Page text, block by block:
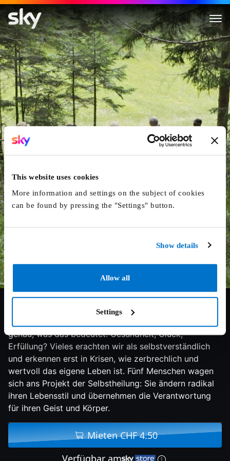
This website uses cookies
More information and settings on the subject of cookies
can be found by pressing the "Settings" button.
Show details
Allow all
Settings
Sein - Gesund, Bewusst,
3/10 2021 100 min Doku
genau, was das bedeutet: Gesundheit, Glück,
Erfüllung? Vieles erachten wir als selbstverständlich
und erkennen erst in Krisen, wie zerbrechlich und
wertvoll das eigene Leben ist. Fünf Menschen wagen
sich ans Projekt der Selbstheilung: Sie ändern radikal
ihren Lebensstil und übernehmen die Verantwortung
für ihren Geist und Körper.
Mieten CHF 4.50
Verfügbar am